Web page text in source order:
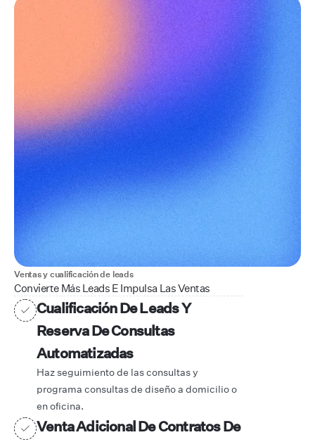
Ventas y cualificación de leads
Convierte Más Leads E Impulsa Las Ventas
Cualificación De Leads Y
Reserva De Consultas
Automatizadas
Haz seguimiento de las consultas y
programa consultas de diseño a domicilio o
en oficina.
Venta Adicional De Contratos De